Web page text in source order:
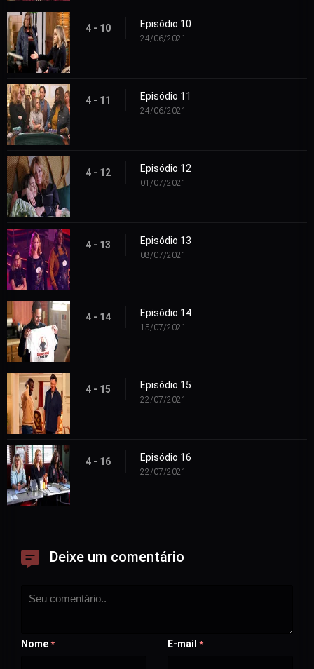
4 - 10 Episódio 10
24/06/2021
4 - 11 Episódio 11
24/06/2021
4 - 12 Episódio 12
01/07/2021
4 - 13 Episódio 13
08/07/2021
4 - 14 Episódio 14
15/07/2021
4 - 15 Episódio 15
22/07/2021
4 - 16 Episódio 16
22/07/2021
Deixe um comentário
Nome * E-mail *